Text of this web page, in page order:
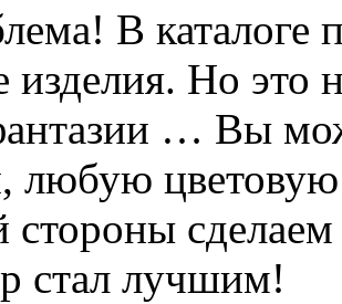
В каталоге
изделия. Но это
… Вы
любую
стороны
стал лучшим!